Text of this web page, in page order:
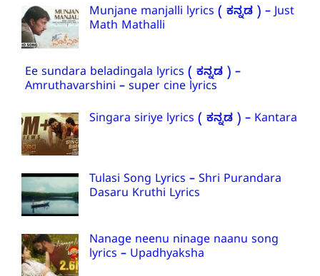
Munjane manjalli lyrics ( ಕನ್ನಡ ) – Just
Math Mathalli
Ee sundara beladingala lyrics ( ಕನ್ನಡ ) –
Amruthavarshini – super cine lyrics
Singara siriye lyrics ( ಕನ್ನಡ ) – Kantara
Tulasi Song Lyrics – Shri Purandara
Dasaru Kruthi Lyrics
Nanage neenu ninage naanu song
lyrics – Upadhyaksha